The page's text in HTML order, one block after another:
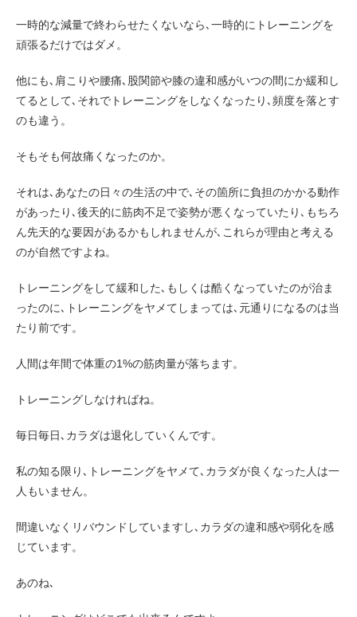
一時的な減量で終わらせたくないなら､一時的にトレーニングを
頑張るだけではダメ。
他にも､肩こりや腰痛､股関節や膝の違和感がいつの間にか緩和し
てるとして､それでトレーニングをしなくなったり､頻度を落とす
のも違う。
そもそも何故痛くなったのか。
それは､あなたの日々の生活の中で､その箇所に負担のかかる動作
があったり､後天的に筋肉不足で姿勢が悪くなっていたり､もちろ
ん先天的な要因があるかもしれませんが､これらが理由と考える
のが自然ですよね。
トレーニングをして緩和した､もしくは酷くなっていたのが治ま
ったのに､トレーニングをヤメてしまっては､元通りになるのは当
たり前です。
人間は年間で体重の1%の筋肉量が落ちます。
トレーニングしなければね。
毎日毎日､カラダは退化していくんです。
私の知る限り､トレーニングをヤメて､カラダが良くなった人は一
人もいません。
間違いなくリバウンドしていますし､カラダの違和感や弱化を感
じています。
あのね､